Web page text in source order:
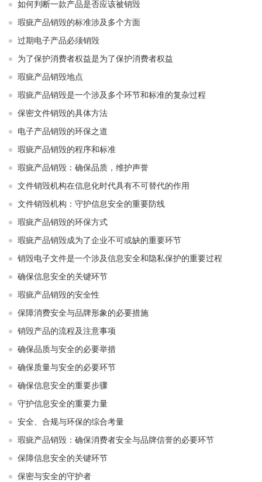
如何判断一款产品是否应该被销毁
瑕疵产品销毁的标准涉及多个方面
过期电子产品必须销毁
为了保护消费者权益是为了保护消费者权益
瑕疵产品销毁地点
瑕疵产品销毁是一个涉及多个环节和标准的复杂过程
保密文件销毁的具体方法
电子产品销毁的环保之道
瑕疵产品销毁的程序和标准
瑕疵产品销毁：确保品质，维护声誉
文件销毁机构在信息化时代具有不可替代的作用
文件销毁机构：守护信息安全的重要防线
瑕疵产品销毁的环保方式
瑕疵产品销毁成为了企业不可或缺的重要环节
销毁电子文件是一个涉及信息安全和隐私保护的重要过程
确保信息安全的关键环节
瑕疵产品销毁的安全性
保障消费安全与品牌形象的必要措施
销毁产品的流程及注意事项
确保品质与安全的必要举措
确保质量与安全的必要环节
确保信息安全的重要步骤
守护信息安全的重要力量
安全、合规与环保的综合考量
瑕疵产品销毁：确保消费者安全与品牌信誉的必要环节
保障信息安全的关键环节
保密与安全的守护者